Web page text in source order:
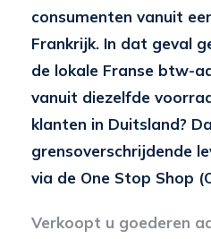
consumenten vanuit
Frankrijk. In dat geval
de lokale Franse btw-
vanuit diezelfde
klanten in Duitsland?
grensoverschrijdende
via de One Stop Shop
Verkoopt u goederen